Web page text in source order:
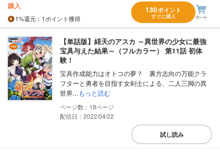
購入
1%還元 ：1ポイント獲得
130ポイント
すぐに購入
【単話版】緋天のアスカ ～異世界の少女に最強
宝具与えた結果～（フルカラー） 第11話 初体
験！
宝具作成能力はオトコの夢？ 裏方志向の万能クラ
フターと勇者を目指す女剣士による、二人三脚の異
世界...もっと読む
18
配信日：2022/04/22
試し読み